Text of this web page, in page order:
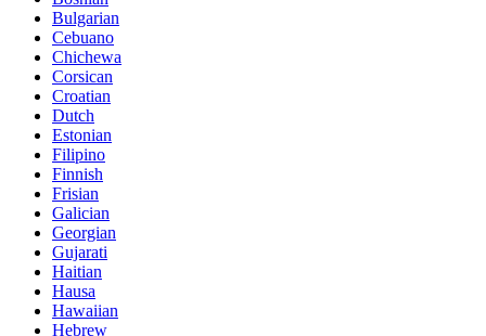
Bulgarian
Cebuano
Chichewa
Corsican
Croatian
Dutch
Estonian
Filipino
Finnish
Frisian
Galician
Georgian
Gujarati
Haitian
Hausa
Hawaiian
Hebrew